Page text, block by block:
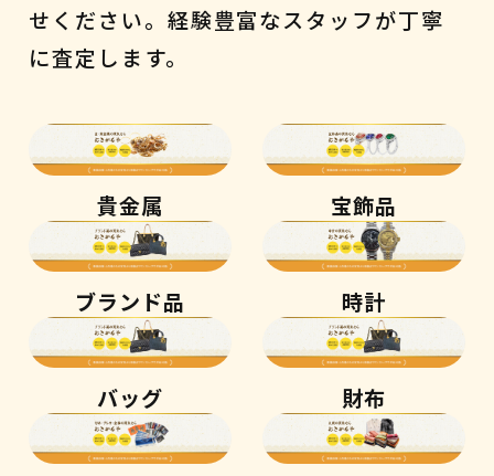
せください。経験豊富なスタッフが丁寧
に査定します。
貴金属 宝飾品
ブランド品 時計
バッグ 財布